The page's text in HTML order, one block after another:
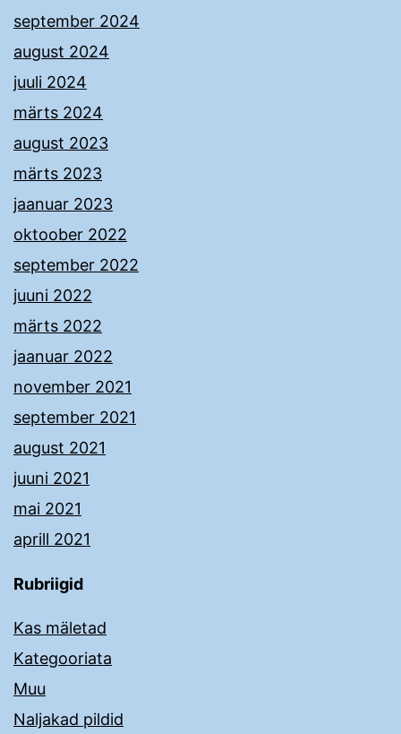
september 2024
august 2024
juuli 2024
märts 2024
august 2023
märts 2023
jaanuar 2023
oktoober 2022
september 2022
juuni 2022
märts 2022
jaanuar 2022
november 2021
september 2021
august 2021
juuni 2021
mai 2021
aprill 2021
Rubriigid
Kas mäletad
Kategooriata
Muu
Naljakad pildid